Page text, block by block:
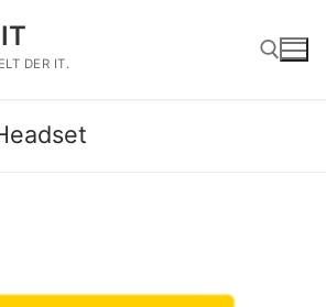
DER IT.
Suchen nach: